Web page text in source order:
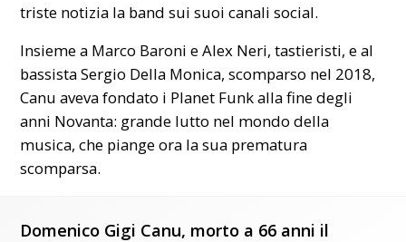
triste notizia la band sui suoi canali social.
Insieme a Marco Baroni e Alex Neri, tastieristi, e al
bassista Sergio Della Monica, scomparso nel 2018,
Canu aveva fondato i Planet Funk alla fine degli
anni Novanta: grande lutto nel mondo della
musica, che piange ora la sua prematura
scomparsa.
Domenico Gigi Canu, morto a 66 anni il